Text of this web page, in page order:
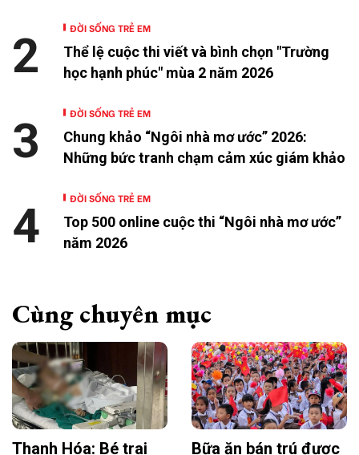
ĐỜI SỐNG TRẺ EM
Thể lệ cuộc thi viết và bình chọn "Trường
học hạnh phúc" mùa 2 năm 2026
2
ĐỜI SỐNG TRẺ EM
Chung khảo “Ngôi nhà mơ ước” 2026:
Những bức tranh chạm cảm xúc giám khảo
3
ĐỜI SỐNG TRẺ EM
Top 500 online cuộc thi “Ngôi nhà mơ ước”
năm 2026
4
Cùng chuyên mục
Thanh Hóa: Bé trai
Bữa ăn bán trú được